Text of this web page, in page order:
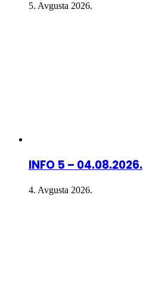
5. Avgusta 2026.
INFO 5 – 04.08.2026.
4. Avgusta 2026.